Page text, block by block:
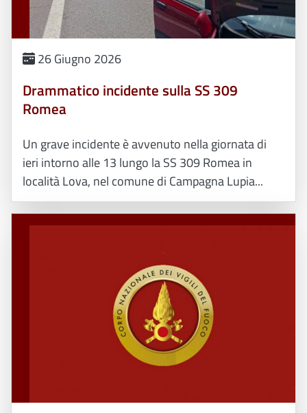
26 Giugno 2026
Drammatico incidente sulla SS 309
Romea
Un grave incidente è avvenuto nella giornata di
ieri intorno alle 13 lungo la SS 309 Romea in
località Lova, nel comune di Campagna Lupia...